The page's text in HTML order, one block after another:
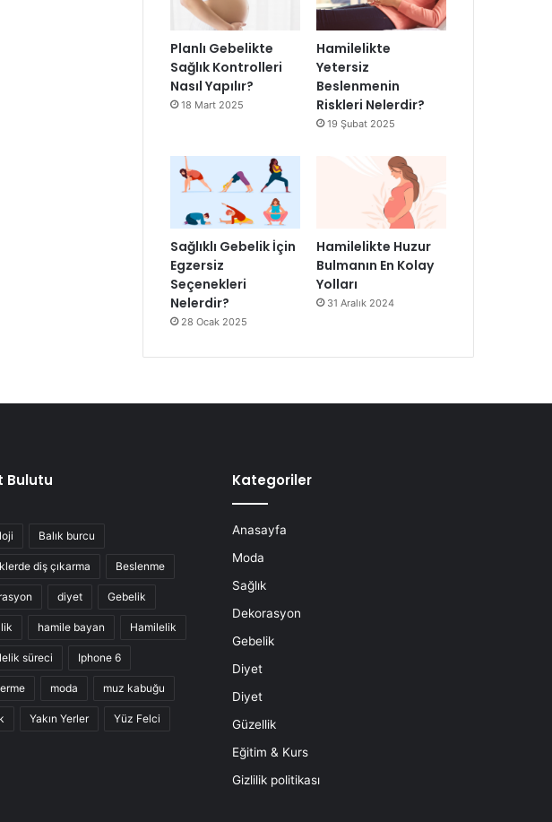
Planlı Gebelikte
Sağlık Kontrolleri
Nasıl Yapılır?
18 Mart 2025
Hamilelikte
Yetersiz
Beslenmenin
Riskleri Nelerdir?
19 Şubat 2025
Sağlıklı Gebelik İçin
Egzersiz
Seçenekleri
Nelerdir?
28 Ocak 2025
Hamilelikte Huzur
Bulmanın En Kolay
Yolları
31 Aralık 2024
Bulutu
Balık burcu
diş çıkarma Beslenme
diyet Gebelik
hamile bayan Hamilelik
süreci Iphone 6
moda muz kabuğu
Yakın Yerler Yüz Felci
Kategoriler
Anasayfa
Moda
Sağlık
Dekorasyon
Gebelik
Diyet
Diyet
Güzellik
Eğitim & Kurs
Gizlilik politikası